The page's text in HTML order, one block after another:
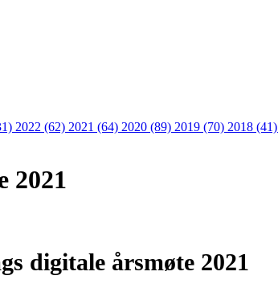
2022 (62) 2021 (64) 2020 (89) 2019 (70) 2018 (41)
2021
digitale årsmøte 2021